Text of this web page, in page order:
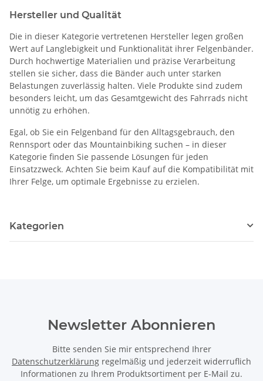
Hersteller und Qualität
Die in dieser Kategorie vertretenen Hersteller legen großen
Wert auf Langlebigkeit und Funktionalität ihrer Felgenbänder.
Durch hochwertige Materialien und präzise Verarbeitung
stellen sie sicher, dass die Bänder auch unter starken
Belastungen zuverlässig halten. Viele Produkte sind zudem
besonders leicht, um das Gesamtgewicht des Fahrrads nicht
unnötig zu erhöhen.
Egal, ob Sie ein Felgenband für den Alltagsgebrauch, den
Rennsport oder das Mountainbiking suchen – in dieser
Kategorie finden Sie passende Lösungen für jeden
Einsatzzweck. Achten Sie beim Kauf auf die Kompatibilität mit
Ihrer Felge, um optimale Ergebnisse zu erzielen.
Kategorien
Newsletter Abonnieren
Bitte senden Sie mir entsprechend Ihrer
Datenschutzerklärung regelmäßig und jederzeit widerruflich
Informationen zu Ihrem Produktsortiment per E-Mail zu.